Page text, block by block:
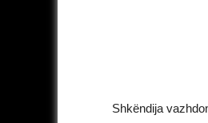
Shkëndija